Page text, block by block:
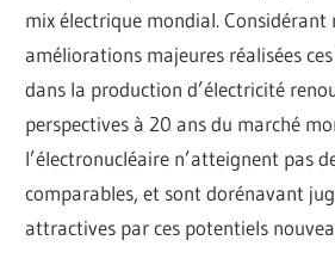
mix électrique mondial.
améliorations majeures réalisées
dans la production d’électricité
perspectives à 20 ans du marché
l’électronucléaire n’atteignent pas
comparables, et sont dorénavant
attractives par ces potentiels